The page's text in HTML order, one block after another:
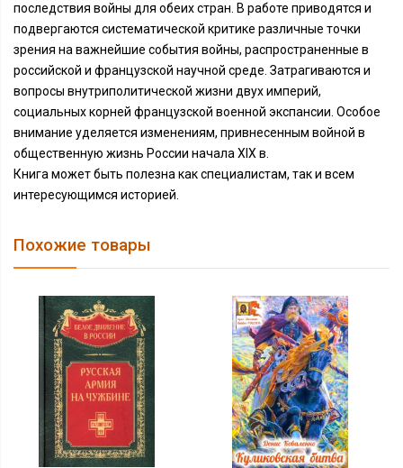
последствия войны для обеих стран. В работе приводятся и
подвергаются систематической критике различные точки
зрения на важнейшие события войны, распространенные в
российской и французской научной среде. Затрагиваются и
вопросы внутриполитической жизни двух империй,
социальных корней французской военной экспансии. Особое
внимание уделяется изменениям, привнесенным войной в
общественную жизнь России начала XIX в.
Книга может быть полезна как специалистам, так и всем
интересующимся историей.
Похожие товары